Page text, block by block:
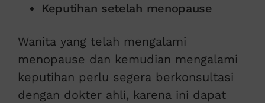
Keputihan setelah menopause
Wanita yang telah mengalami
menopause dan kemudian mengalami
keputihan perlu segera berkonsultasi
dengan dokter ahli, karena ini dapat